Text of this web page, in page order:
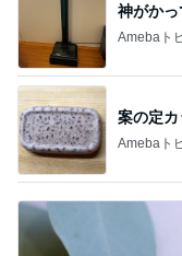
神がか
Amebaト
案の定
Amebaト